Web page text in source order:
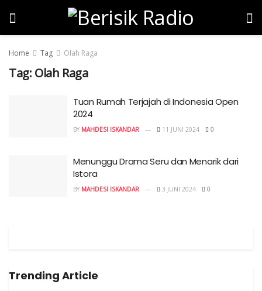
Home Tag Olah Raga
Tag: Olah Raga
Tuan Rumah Terjajah di Indonesia Open
2024
BY MAHDESI ISKANDAR 11 JUNI 2024 0
Menunggu Drama Seru dan Menarik dari
Istora
BY MAHDESI ISKANDAR 3 JUNI 2024 0
Trending Article